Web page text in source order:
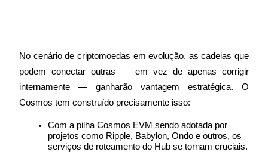
Investimentos exclusivos para titulares de BTR
No cenário de criptomoedas em evolução, as cadeias que
podem conectar outras — em vez de apenas corrigir
internamente — ganharão vantagem estratégica. O
Cosmos tem construído precisamente isso:
Com a pilha Cosmos EVM sendo adotada por
projetos como Ripple, Babylon, Ondo e outros, os
serviços de roteamento do Hub se tornam cruciais.